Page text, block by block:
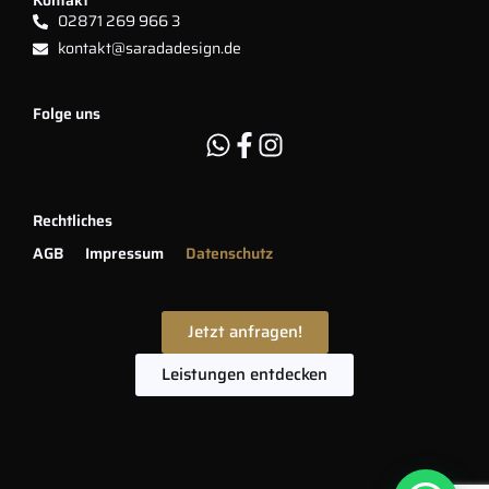
02871 269 966 3
kontakt@saradadesign.de
Folge uns
Rechtliches
AGB
Impressum Datenschutz
Jetzt anfragen!
Leistungen entdecken